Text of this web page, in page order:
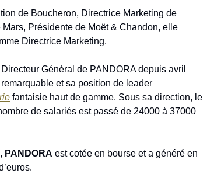
de Boucheron, Directrice Marketing de
Présidente de Moët & Chandon, elle
Directrice Marketing.
Général de PANDORA depuis avril
et sa position de leader
fantaisie haut de gamme. Sous sa direction, le
de salariés est passé de 24000 à 37000
PANDORA est cotée en bourse et a généré en